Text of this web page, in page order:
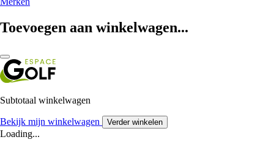
Toevoegen aan winkelwagen...
Subtotaal winkelwagen
Bekijk mijn winkelwagen Verder winkelen
Loading...